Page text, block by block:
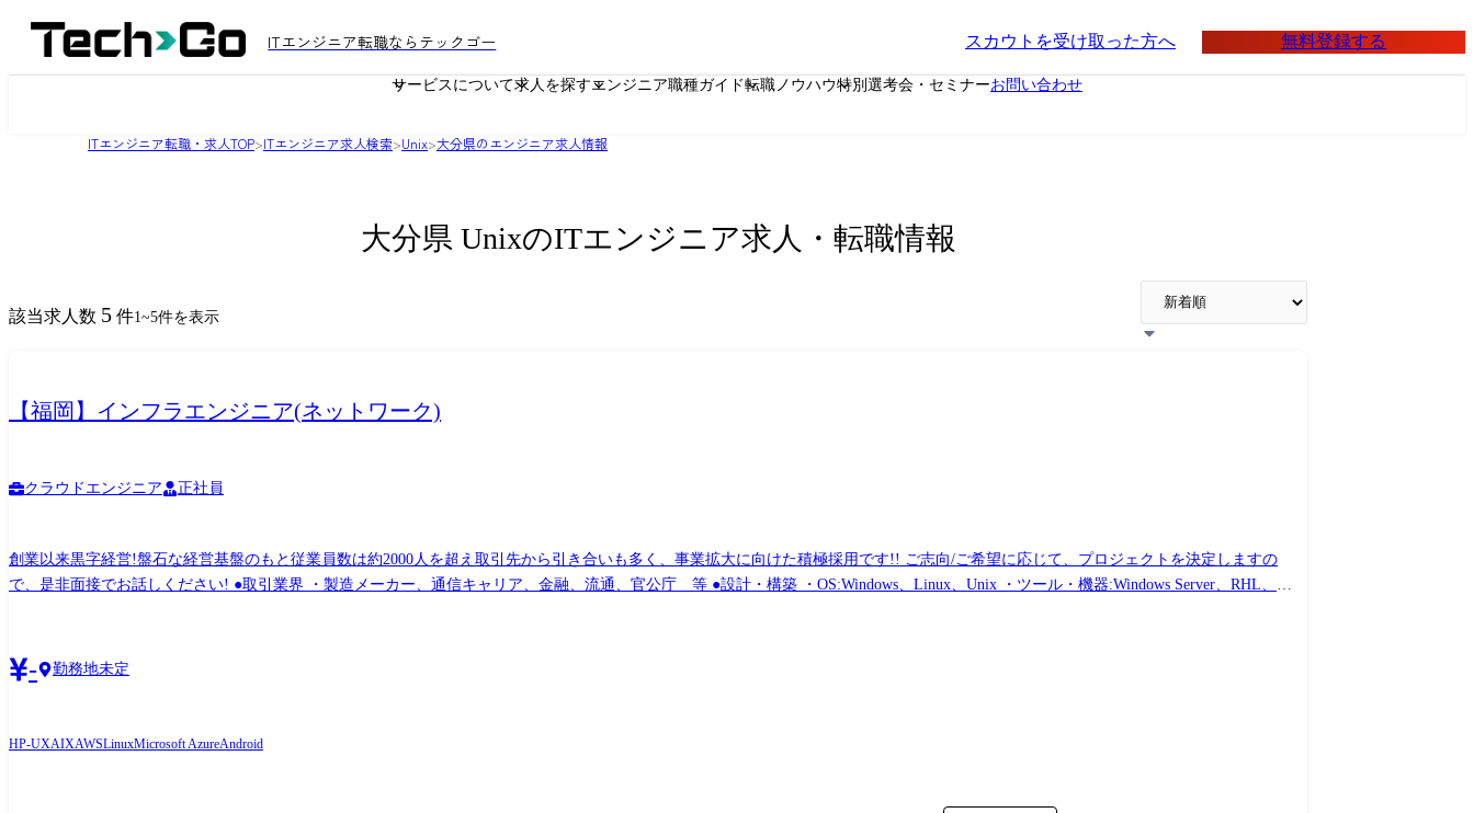
ITエンジニア転職ならテックゴー スカウトを受け取った方へ 無料登録する
サービスについて求人を探すエンジニア職種ガイド転職ノウハウ特別選考会・セミナーお問い合わせ
ITエンジニア転職・求人TOP>ITエンジニア求人検索>Unix>大分県のエンジニア求人情報
大分県 UnixのITエンジニア求人・転職情報
該当求人数 5 件1~5件を表示
【福岡】インフラエンジニア(ネットワーク)
クラウドエンジニア 正社員
創業以来黒字経営!盤石な経営基盤のもと従業員数は約2000人を超え取引先から引き合いも多く、事業拡大に向けた積極採用です!! ご志向/ご希望に応じて、プロジェクトを決定しますの
で、是非面接でお話しください! ●取引業界 ・製造メーカー、通信キャリア、金融、流通、官公庁 等 ●設計・構築 ・OS:Windows、Linux、Unix ・ツール・機器:Windows Server、RHL、
- 勤務地未定
HP-UXAIXAWSLinuxMicrosoft AzureAndroid